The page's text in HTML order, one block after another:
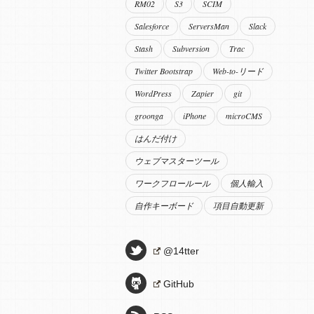
RM02 S3
SCIM
Salesforce
ServersMan
Slack
Stash
Subversion
Trac
Twitter Bootstrap
Web-to-リード
WordPress
Zapier
git
groonga
iPhone
microCMS
はんだ付け
ウェブマスターツール
ワークフロールール
個人輸入
自作キーボード
項目自動更新
@14tter
GitHub